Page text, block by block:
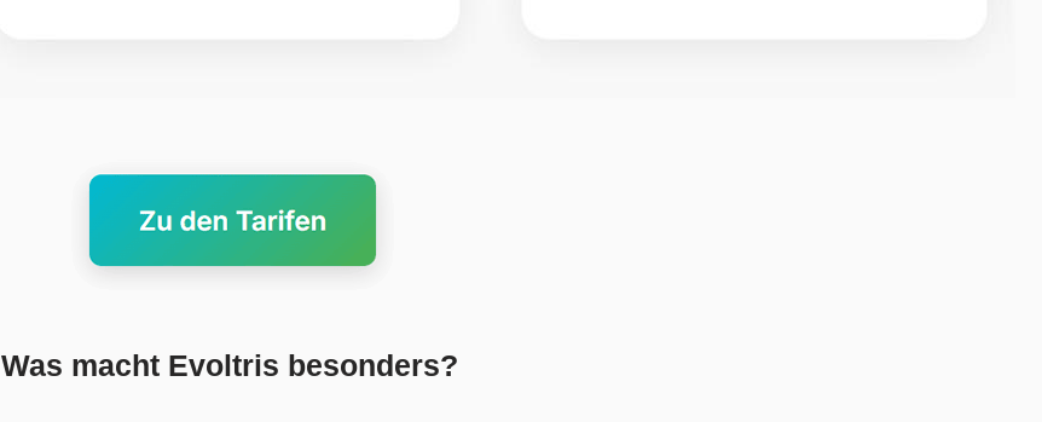
Was macht Evoltris besonders?